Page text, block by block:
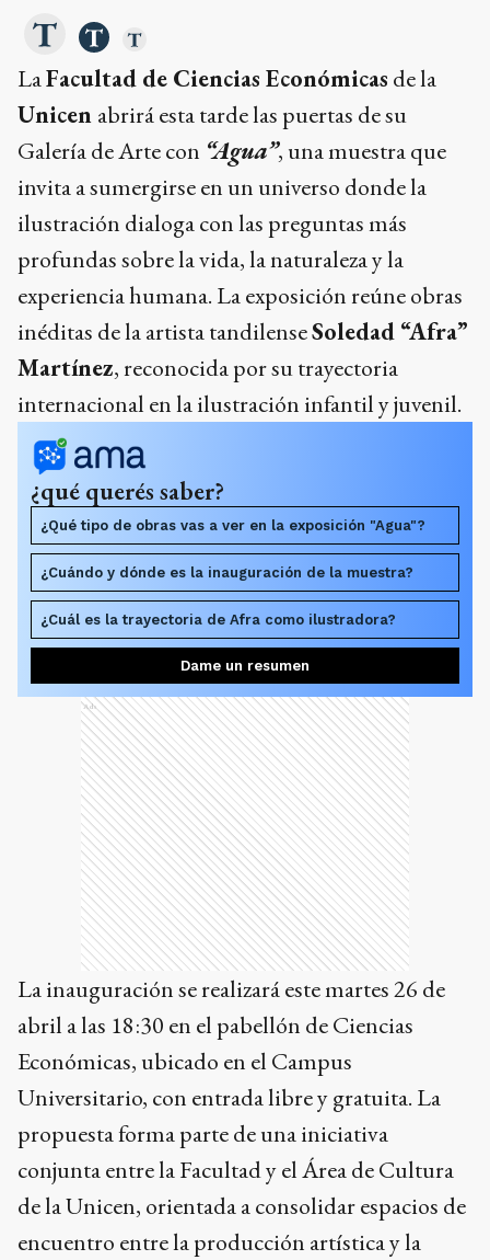
LaFacultad de Ciencias Económicas de la
Unicen abrirá esta tarde las puertas de su
Galería de Arte con “Agua”, una muestra que
invita a sumergirse en un universo donde la
ilustración dialoga con las preguntas más
profundas sobre la vida, la naturaleza y la
experiencia humana. La exposición reúne obras
inéditas de la artista tandilenseSoledad “Afra”
Martínez, reconocida por su trayectoria
internacional en la ilustración infantil y juvenil.
¿qué querés saber?
¿Qué tipo de obras vas a ver en la exposición "Agua"?
¿Cuándo y dónde es la inauguración de la muestra?
¿Cuál es la trayectoria de Afra como ilustradora?
Dame un resumen
Ads
La inauguración se realizará este martes 26 de
abril a las 18:30 en el pabellón de Ciencias
Económicas, ubicado en el Campus
Universitario, con entrada libre y gratuita. La
propuesta forma parte de una iniciativa
conjunta entre la Facultad y el Área de Cultura
de la Unicen, orientada a consolidar espacios de
encuentro entre la producción artística y la